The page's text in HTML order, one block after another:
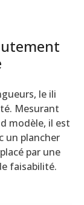
le ili
Mesurant
modèle, il est
un plancher
par une
faisabilité.